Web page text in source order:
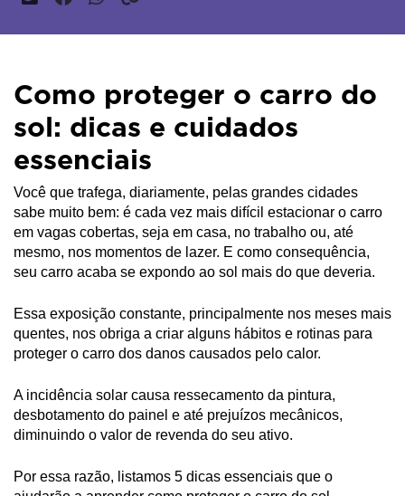
Como proteger o carro do
sol: dicas e cuidados
essenciais
Você que trafega, diariamente, pelas grandes cidades
sabe muito bem: é cada vez mais difícil estacionar o carro
em vagas cobertas, seja em casa, no trabalho ou, até
mesmo, nos momentos de lazer. E como consequência,
seu carro acaba se expondo ao sol mais do que deveria.
Essa exposição constante, principalmente nos meses mais
quentes, nos obriga a criar alguns hábitos e rotinas para
proteger o carro dos danos causados pelo calor.
A incidência solar causa ressecamento da pintura,
desbotamento do painel e até prejuízos mecânicos,
diminuindo o valor de revenda do seu ativo.
Por essa razão, listamos 5 dicas essenciais que o